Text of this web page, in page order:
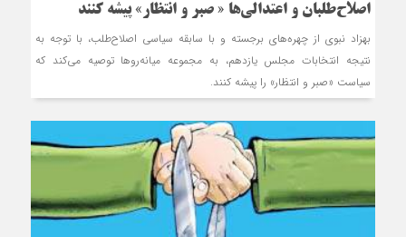
اصلاح‌طلبان و اعتدالی‌ها « صبر و انتظار» پیشه کنند
بهزاد نبوی از چهره‌های برجسته و با سابقه سیاسی اصلاح‌طلب، با توجه به
نتیجه انتخابات مجلس یازدهم، به مجموعه میانه‌روها توصیه می‌کند که
سیاست «صبر و انتظار» را پیشه کنند.